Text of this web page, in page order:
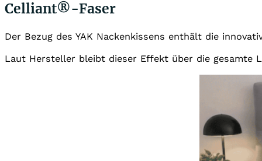
Celliant®-Faser
Der Bezug des YAK Nackenkissens enthält die
Laut Hersteller bleibt dieser Effekt über die gesamte